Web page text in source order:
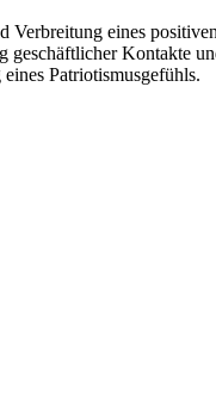
eines
Kontakte
Patriotismusgefühls.